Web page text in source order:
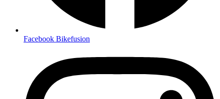
Facebook Bikefusion